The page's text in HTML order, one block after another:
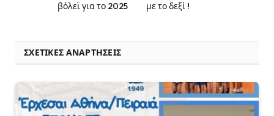
βόλεϊ για το 2025
με το δεξί !
ΣΧΕΤΙΚΈΣ ΑΝΑΡΤΉΣΕΙΣ